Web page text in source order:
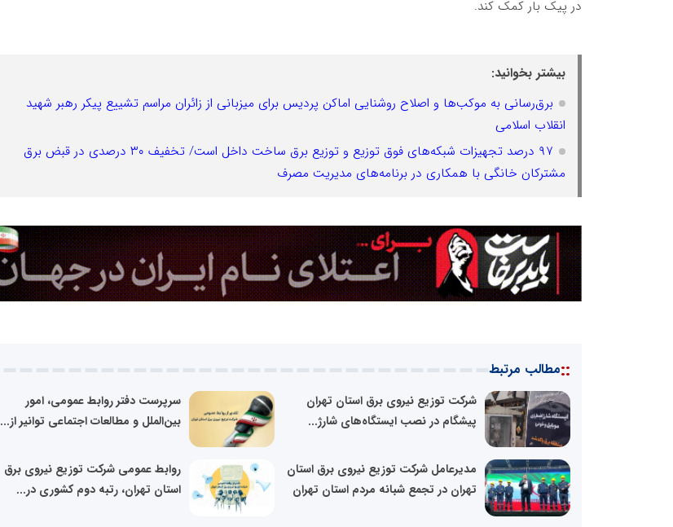
در پیک بار کمک کند.
بیشتر بخوانید:
برق‌رسانی به موکب‌ها و اصلاح روشنایی اماکن پردیس برای میزبانی از زائران مراسم تشییع پیکر رهبر شهید
انقلاب اسلامی
۹۷ درصد تجهیزات شبکه‌های فوق توزیع و توزیع برق ساخت داخل است/ تخفیف ۳۰ درصدی در قبض برق
مشترکان خانگی با همکاری در برنامه‌های مدیریت مصرف
::مطالب مرتبط
شرکت توزیع نیروی برق استان تهران
پیشگام در نصب ایستگاه‌های شارژ...
سرپرست دفتر روابط عمومی، امور
بین‌الملل و مطالعات اجتماعی توانیر از...
مدیرعامل شرکت توزیع نیروی برق استان
تهران در تجمع شبانه مردم استان تهران
روابط عمومی شرکت توزیع نیروی برق
استان تهران، رتبه دوم کشوری در...